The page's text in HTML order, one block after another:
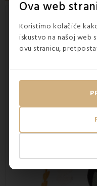
Ova web
Koristimo kolačiće
iskustvo na našoj web
ovu stranicu,
Flora ukrasne
smiju
Ukrasni jastuci unijet će